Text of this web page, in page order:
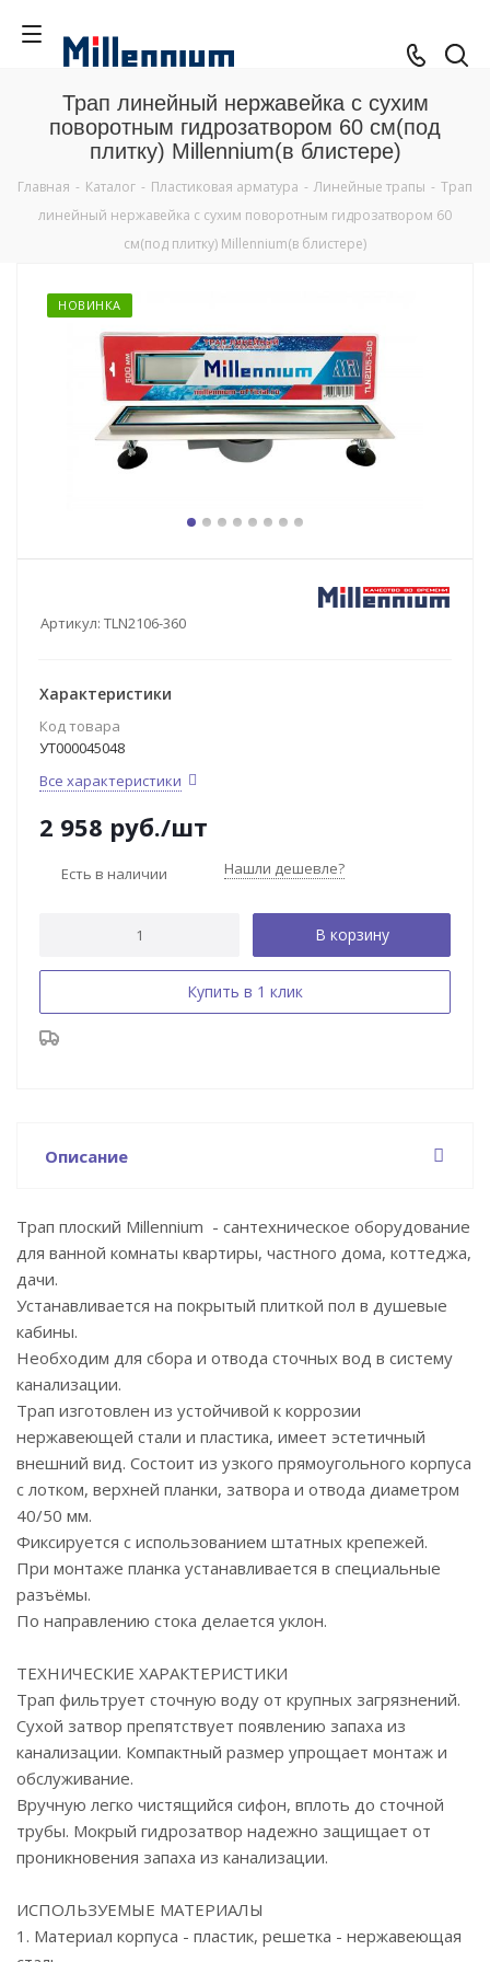
Трап линейный нержавейка с сухим
поворотным гидрозатвором 60 см(под
плитку) Millennium(в блистере)
Главная - Каталог - Пластиковая арматура - Линейные трапы - Трап
линейный нержавейка с сухим поворотным гидрозатвором 60
см(под плитку) Millennium(в блистере)
НОВИНКА
Артикул: TLN2106-360
Характеристики
Код товара
УТ000045048
Все характеристики
2 958 руб./шт
Есть в наличии Нашли дешевле?
В корзину
Купить в 1 клик
Описание
Трап плоский Millennium - сантехническое оборудование
для ванной комнаты квартиры, частного дома, коттеджа,
дачи.
Устанавливается на покрытый плиткой пол в душевые
кабины.
Необходим для сбора и отвода сточных вод в систему
канализации.
Трап изготовлен из устойчивой к коррозии
нержавеющей стали и пластика, имеет эстетичный
внешний вид. Состоит из узкого прямоугольного корпуса
с лотком, верхней планки, затвора и отвода диаметром
40/50 мм.
Фиксируется с использованием штатных крепежей.
При монтаже планка устанавливается в специальные
разъёмы.
По направлению стока делается уклон.
ТЕХНИЧЕСКИЕ ХАРАКТЕРИСТИКИ
Трап фильтрует сточную воду от крупных загрязнений.
Сухой затвор препятствует появлению запаха из
канализации. Компактный размер упрощает монтаж и
обслуживание.
Вручную легко чистящийся сифон, вплоть до сточной
трубы. Мокрый гидрозатвор надежно защищает от
проникновения запаха из канализации.
ИСПОЛЬЗУЕМЫЕ МАТЕРИАЛЫ
1. Материал корпуса - пластик, решетка - нержавеющая